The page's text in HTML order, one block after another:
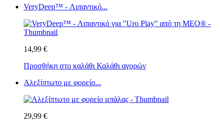
VeryDeep™ - Λιπαντικό...
14,99 €
Προσθήκη στο καλάθι Καλάθι αγορών
Αλεξίπτωτο με φορείο...
29,99 €